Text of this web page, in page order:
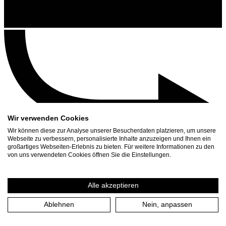
Contact
Press Download
Wir verwenden Cookies
Wir können diese zur Analyse unserer Besucherdaten platzieren, um unsere
Webseite zu verbessern, personalisierte Inhalte anzuzeigen und Ihnen ein
großartiges Webseiten-Erlebnis zu bieten. Für weitere Informationen zu den
von uns verwendeten Cookies öffnen Sie die Einstellungen.
Alle akzeptieren
Ablehnen Nein, anpassen